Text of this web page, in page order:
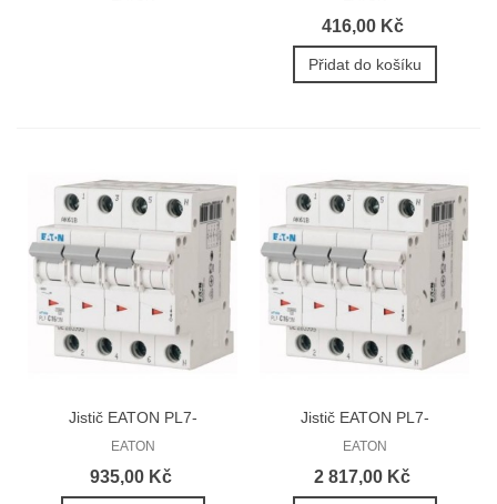
416,00 Kč
Přidat do košíku
Jistič EATON PL7-
25/3N/B...
EATON
935,00 Kč
Jistič EATON PL7-
63/3N/C...
EATON
2 817,00 Kč